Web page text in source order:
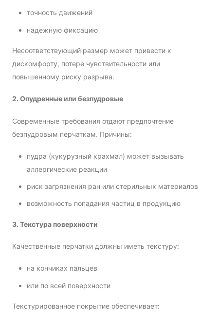
точность движений
надежную фиксацию
Несоответствующий размер может привести к
дискомфорту, потере чувствительности или
повышенному риску разрыва.
2. Опудренные или безпудровые
Современные требования отдают предпочтение
безпудровым перчаткам. Причины:
пудра (кукурузный крахмал) может вызывать
аллергические реакции
риск загрязнения ран или стерильных материалов
возможность попадания частиц в продукцию
3. Текстура поверхности
Качественные перчатки должны иметь текстуру:
на кончиках пальцев
или по всей поверхности
Текстурированное покрытие обеспечивает: